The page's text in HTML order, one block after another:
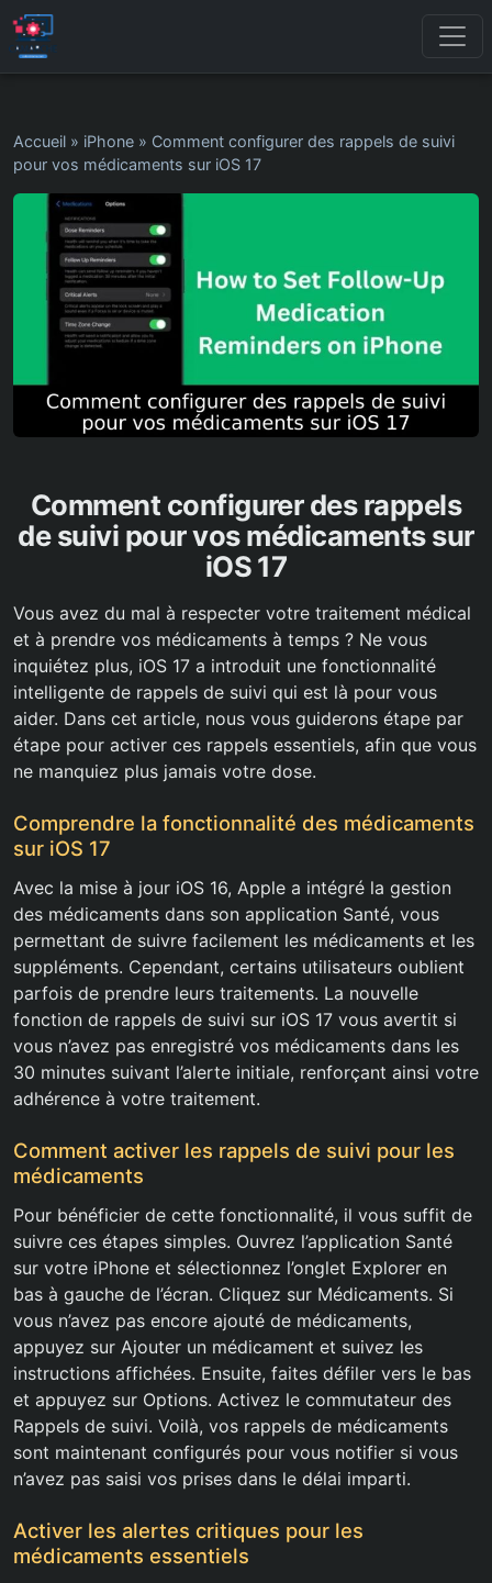
Accueil » iPhone » Comment configurer des rappels de suivi
pour vos médicaments sur iOS 17
Comment configurer des rappels
de suivi pour vos médicaments sur
iOS 17
Vous avez du mal à respecter votre traitement médical
et à prendre vos médicaments à temps ? Ne vous
inquiétez plus, iOS 17 a introduit une fonctionnalité
intelligente de rappels de suivi qui est là pour vous
aider. Dans cet article, nous vous guiderons étape par
étape pour activer ces rappels essentiels, afin que vous
ne manquiez plus jamais votre dose.
Comprendre la fonctionnalité des médicaments
sur iOS 17
Avec la mise à jour iOS 16, Apple a intégré la gestion
des médicaments dans son application Santé, vous
permettant de suivre facilement les médicaments et les
suppléments. Cependant, certains utilisateurs oublient
parfois de prendre leurs traitements. La nouvelle
fonction de rappels de suivi sur iOS 17 vous avertit si
vous n’avez pas enregistré vos médicaments dans les
30 minutes suivant l’alerte initiale, renforçant ainsi votre
adhérence à votre traitement.
Comment activer les rappels de suivi pour les
médicaments
Pour bénéficier de cette fonctionnalité, il vous suffit de
suivre ces étapes simples. Ouvrez l’application Santé
sur votre iPhone et sélectionnez l’onglet Explorer en
bas à gauche de l’écran. Cliquez sur Médicaments. Si
vous n’avez pas encore ajouté de médicaments,
appuyez sur Ajouter un médicament et suivez les
instructions affichées. Ensuite, faites défiler vers le bas
et appuyez sur Options. Activez le commutateur des
Rappels de suivi. Voilà, vos rappels de médicaments
sont maintenant configurés pour vous notifier si vous
n’avez pas saisi vos prises dans le délai imparti.
Activer les alertes critiques pour les
médicaments essentiels